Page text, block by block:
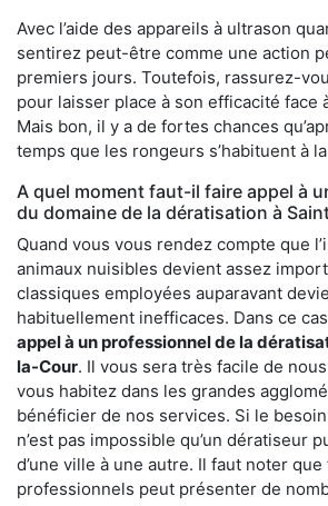
Avec l’aide des appareils à ultrason
sentirez peut-être comme une action
premiers jours. Toutefois, rassurez-
pour laisser place à son efficacité face
Mais bon, il y a de fortes chances
temps que les rongeurs s’habituent à
A quel moment faut-il faire appel à
du domaine de la dératisation à
Quand vous vous rendez compte que
animaux nuisibles devient assez
classiques employées auparavant
habituellement inefficaces. Dans ce
appel à un professionnel de la
la-Cour. Il vous sera très facile de
vous habitez dans les grandes
bénéficier de nos services. Si le
n’est pas impossible qu’un dératiseur
d’une ville à une autre. Il faut noter
professionnels peut présenter de